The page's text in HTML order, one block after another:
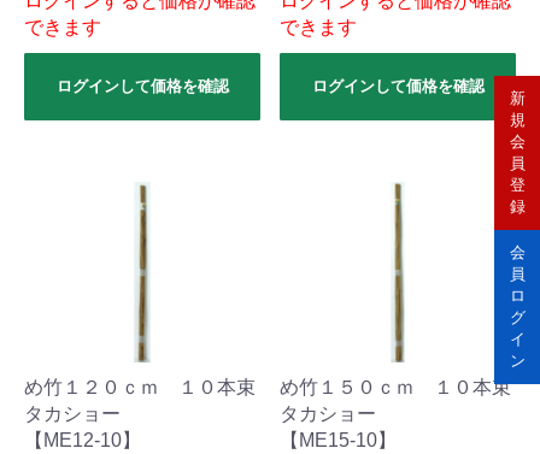
できます
ログインして価格を確認
できます
ログインして価格を確認
め竹１２０ｃｍ １０本束
タカショー
【ME12-10】
め竹１５０ｃｍ １０本束
タカショー
【ME15-10】
新
規
会
員
登
録
会
員
ロ
グ
イ
ン